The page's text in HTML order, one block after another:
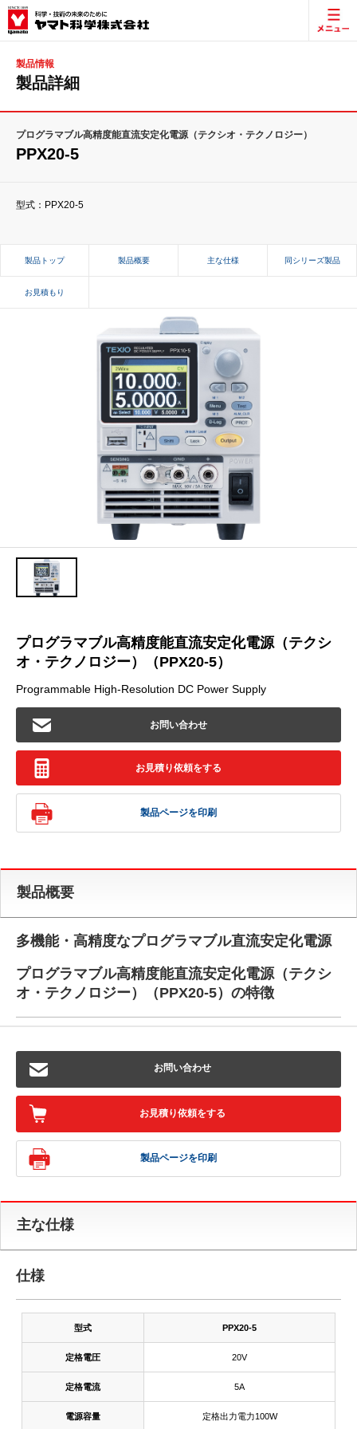
製品情報
製品詳細
プログラマブル高精度能直流安定化電源（テクシオ・テクノロジー）
PPX20-5
型式：PPX20-5
製品トップ 製品概要 主な仕様 同シリーズ製品
お見積もり
プログラマブル高精度能直流安定化電源（テクシ
オ・テクノロジー）（PPX20-5）
Programmable High-Resolution DC Power Supply
お問い合わせ
お見積り依頼をする
製品ページを印刷
製品概要
多機能・高精度なプログラマブル直流安定化電源
プログラマブル高精度能直流安定化電源（テクシ
オ・テクノロジー）（PPX20-5）の特徴
お問い合わせ
お見積り依頼をする
製品ページを印刷
主な仕様
仕様
型式 PPX20-5
定格電圧 20V
定格電流 5A
電源容量 定格出力電力100W